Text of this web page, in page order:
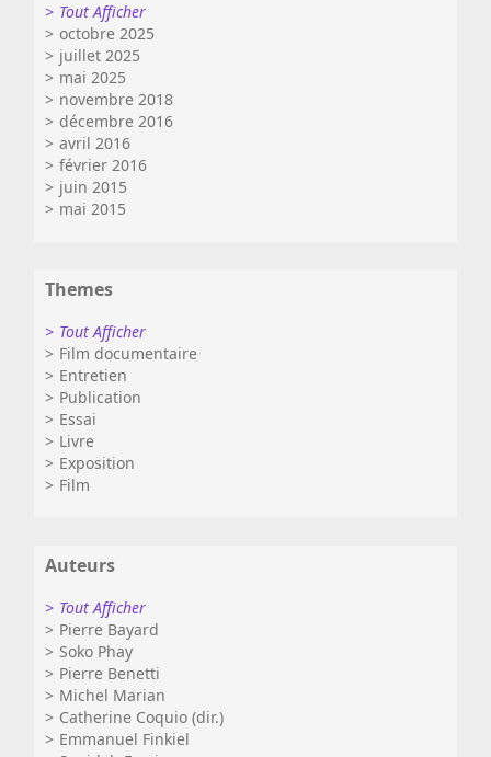
Tout Afficher
octobre 2025
juillet 2025
mai 2025
novembre 2018
décembre 2016
avril 2016
février 2016
juin 2015
mai 2015
Themes
Tout Afficher
Film documentaire
Entretien
Publication
Essai
Livre
Exposition
Film
Auteurs
Tout Afficher
Pierre Bayard
Soko Phay
Pierre Benetti
Michel Marian
Catherine Coquio (dir.)
Emmanuel Finkiel